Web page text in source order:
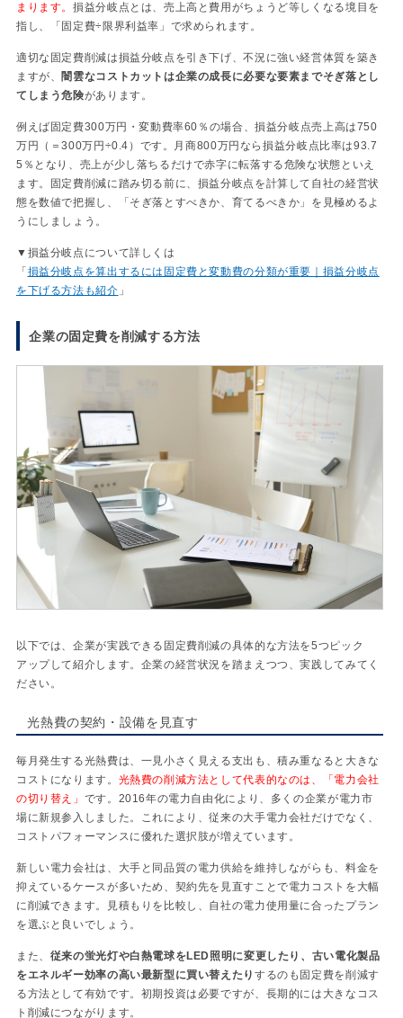
まります。損益分岐点とは、売上高と費用がちょうど等しくなる境目を
指し、「固定費÷限界利益率」で求められます。
適切な固定費削減は損益分岐点を引き下げ、不況に強い経営体質を築き
ますが、 闇雲なコストカットは企業の成長に必要な要素までそぎ落とし
てしまう危険があります。
例えば固定費300万円・変動費率60％の場合、損益分岐点売上高は750
万円（＝300万円÷0.4）です。月商800万円なら損益分岐点比率は93.7
5％となり、売上が少し落ちるだけで赤字に転落する危険な状態といえ
ます。固定費削減に踏み切る前に、損益分岐点を計算して自社の経営状
態を数値で把握し、「そぎ落とすべきか、育てるべきか」を見極めるよ
うにしましょう。
▼損益分岐点について詳しくは
「 損益分岐点を算出するには固定費と変動費の分類が重要｜損益分岐点
を下げる方法も紹介 」
企業の固定費を削減する方法
以下では、企業が実践できる固定費削減の具体的な方法を5つピック
アップして紹介します。企業の経営状況を踏まえつつ、実践してみてく
ださい。
光熱費の契約・設備を見直す
毎月発生する光熱費は、一見小さく見える支出も、積み重なると大きな
コストになります。 光熱費の削減方法として代表的なのは、「電力会社
の切り替え」 です。2016年の電力自由化により、多くの企業が電力市
場に新規参入しました。これにより、従来の大手電力会社だけでなく、
コストパフォーマンスに優れた選択肢が増えています。
新しい電力会社は、大手と同品質の電力供給を維持しながらも、料金を
抑えているケースが多いため、契約先を見直すことで電力コストを大幅
に削減できます。見積もりを比較し、自社の電力使用量に合ったプラン
を選ぶと良いでしょう。
また、 従来の蛍光灯や白熱電球をLED照明に変更したり、古い電化製品
をエネルギー効率の高い最新型に買い替えたり するのも固定費を削減す
る方法として有効です。初期投資は必要ですが、長期的には大きなコス
ト削減につながります。